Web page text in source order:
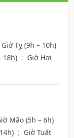
Giờ Tỵ (9h – 10h)
18h) ; Giờ Hợi
Mão (5h – 6h)
; Giờ Tuất